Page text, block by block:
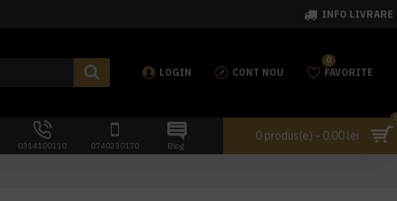
INFO LIVRARE
LOGIN CONT NOU FAVORITE
0
0314100110 0740230170 Blog
0 produs(e) - 0,00 lei